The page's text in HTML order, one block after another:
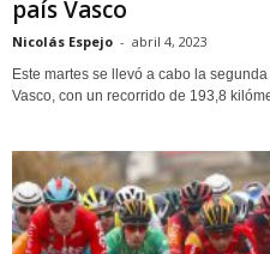
país Vasco
Nicolás Espejo - abril 4, 2023
Este martes se llevó a cabo la
Vasco, con un recorrido de 193,8